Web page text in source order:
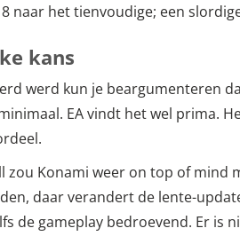
naar het tienvoudige; een
kans
werd kun je beargumenteren
EA vindt het wel prima.
zou Konami weer on top of
daar verandert de lente-
de gameplay bedroevend. Er is